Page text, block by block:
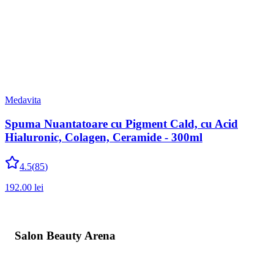
Medavita
Spuma Nuantatoare cu Pigment Cald, cu Acid
Hialuronic, Colagen, Ceramide - 300ml
4.5(85)
192.00 lei
Salon Beauty Arena